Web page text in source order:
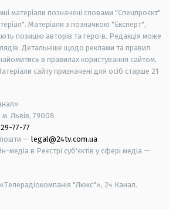
матеріали позначені словами "Спецпроєкт"
Матеріали з позначкою "Експерт",
позицію авторів та героїв. Редакція може
Детальніше щодо реклами та правил
в правилах користування сайтом.
сайту призначені для осіб старше 21
м. Львів, 79008
77-77
пошти — legal@24tv.com.ua
медіа в Реєстрі суб'єктів у сфері медіа —
"Люкс"», 24 Канал.